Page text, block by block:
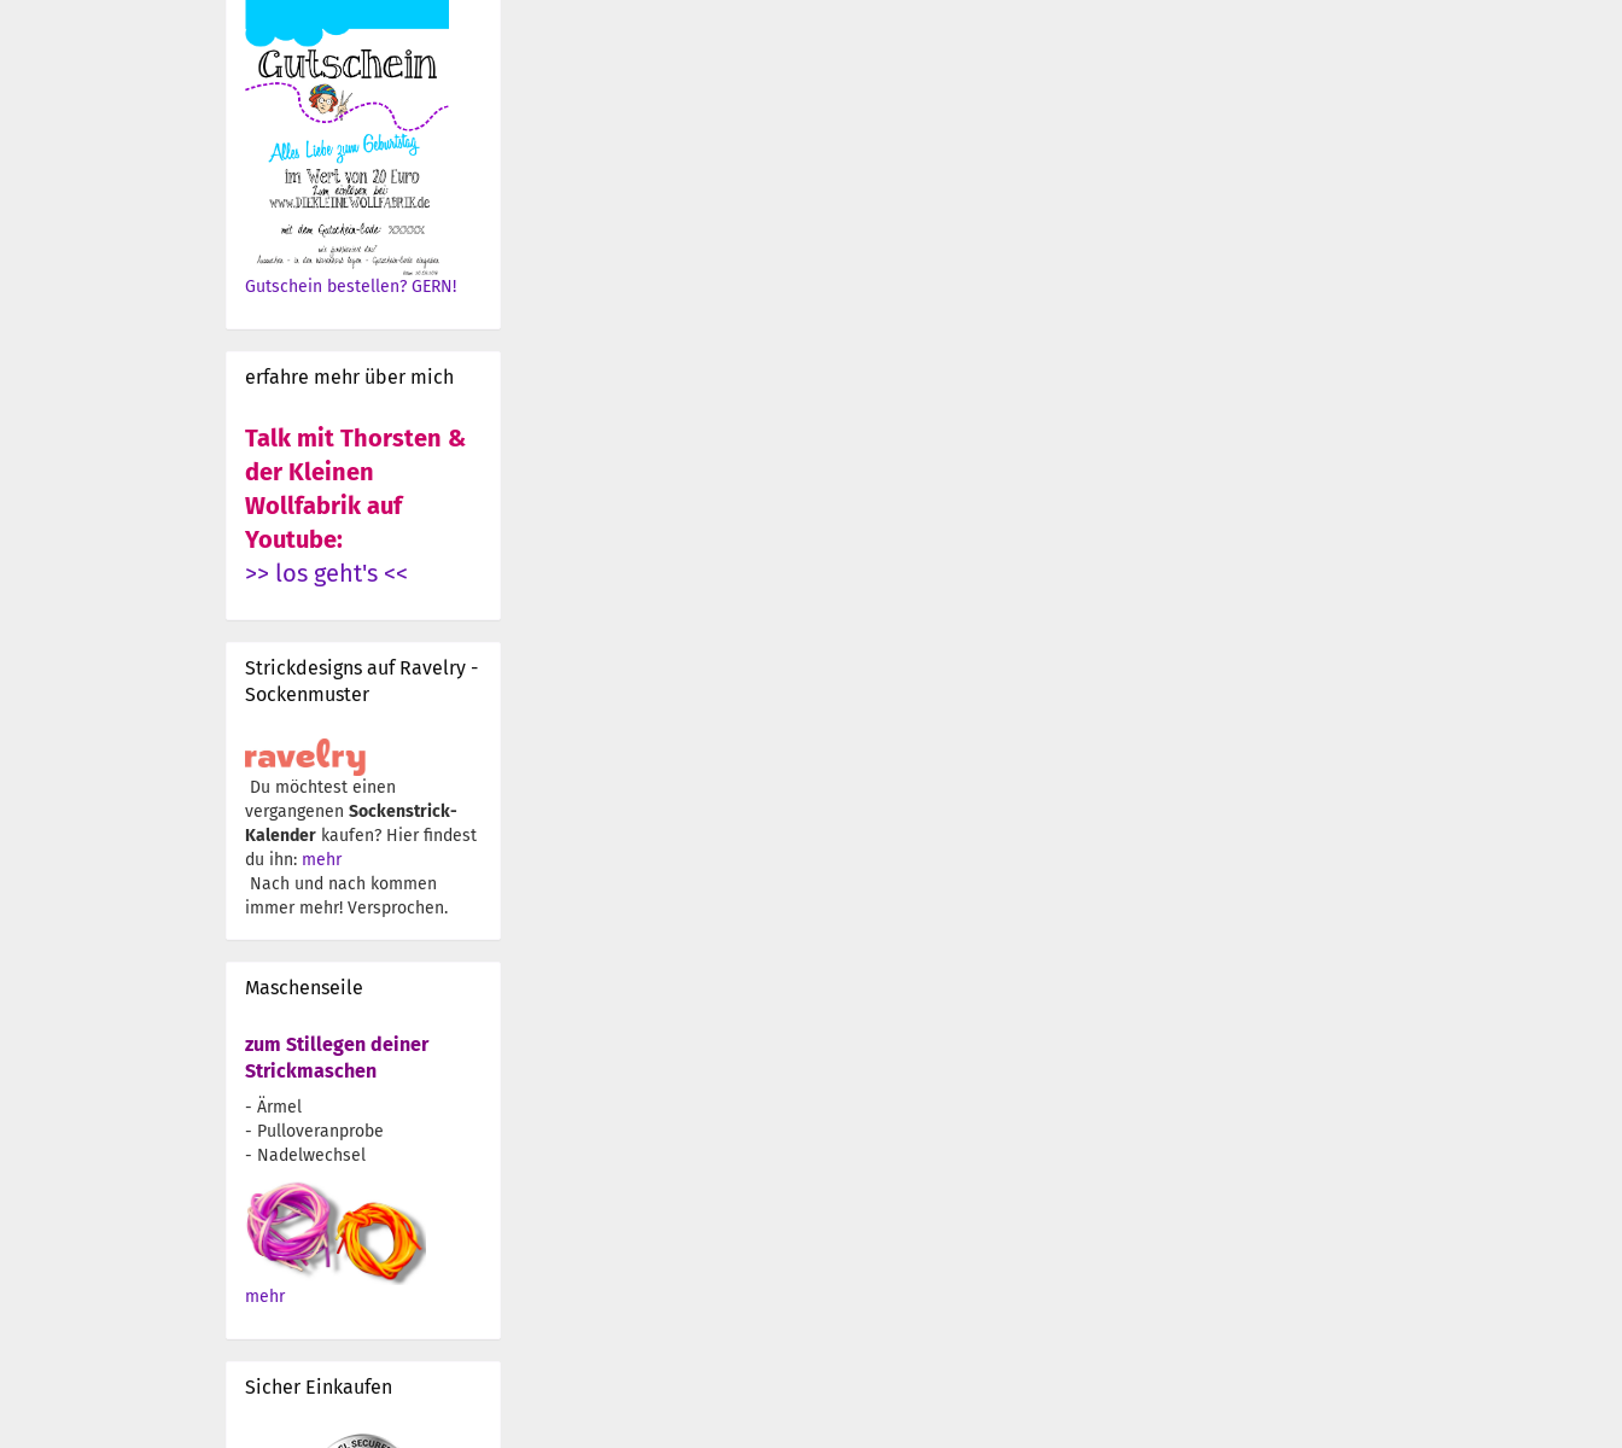
Gutschein bestellen? GERN!
erfahre mehr über mich
Talk mit Thorsten &
der Kleinen
Wollfabrik auf
Youtube:
>> los geht's <<
Strickdesigns auf Ravelry -
Sockenmuster
Du möchtest einen
vergangenen Sockenstrick-
Kalender kaufen? Hier findest
du ihn: mehr
Nach und nach kommen
immer mehr! Versprochen.
Maschenseile
zum Stillegen deiner
Strickmaschen
- Ärmel
- Pulloveranprobe
- Nadelwechsel
mehr
Sicher Einkaufen